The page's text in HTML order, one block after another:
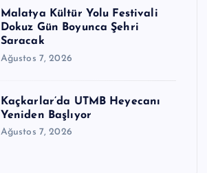
Malatya Kültür Yolu Festivali
Dokuz Gün Boyunca Şehri
Saracak
Ağustos 7, 2026
Kaçkarlar’da UTMB Heyecanı
Yeniden Başlıyor
Ağustos 7, 2026